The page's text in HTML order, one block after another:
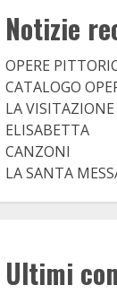
Notizie
OPERE
CATALOGO
LA
ELISABETTA
CANZONI
LA SANTA
Ultimi